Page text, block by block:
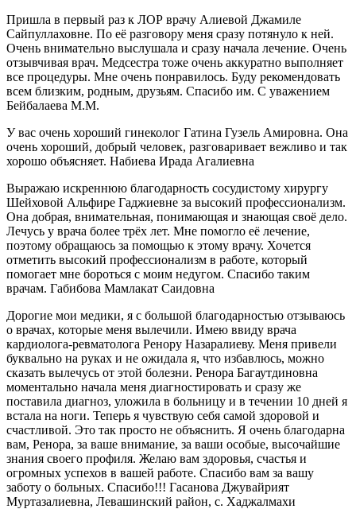
Пришла в первый раз к ЛОР врачу Алиевой Джамиле
Сайпуллаховне. По её разговору меня сразу потянуло к ней.
Очень внимательно выслушала и сразу начала лечение. Очень
отзывчивая врач. Медсестра тоже очень аккуратно выполняет
все процедуры. Мне очень понравилось. Буду рекомендовать
всем близким, родным, друзьям. Спасибо им. С уважением
Бейбалаева М.М.
У вас очень хороший гинеколог Гатина Гузель Амировна. Она
очень хороший, добрый человек, разговаривает вежливо и так
хорошо объясняет. Набиева Ирада Агалиевна
Выражаю искреннюю благодарность сосудистому хирургу
Шейховой Альфире Гаджиевне за высокий профессионализм.
Она добрая, внимательная, понимающая и знающая своё дело.
Лечусь у врача более трёх лет. Мне помогло её лечение,
поэтому обращаюсь за помощью к этому врачу. Хочется
отметить высокий профессионализм в работе, который
помогает мне бороться с моим недугом. Спасибо таким
врачам. Габибова Мамлакат Саидовна
Дорогие мои медики, я с большой благодарностью отзываюсь
о врачах, которые меня вылечили. Имею ввиду врача
кардиолога-ревматолога Ренору Назаралиеву. Меня привели
буквально на руках и не ожидала я, что избавлюсь, можно
сказать вылечусь от этой болезни. Ренора Багаутдиновна
моментально начала меня диагностировать и сразу же
поставила диагноз, уложила в больницу и в течении 10 дней я
встала на ноги. Теперь я чувствую себя самой здоровой и
счастливой. Это так просто не объяснить. Я очень благодарна
вам, Ренора, за ваше внимание, за ваши особые, высочайшие
знания своего профиля. Желаю вам здоровья, счастья и
огромных успехов в вашей работе. Спасибо вам за вашу
заботу о больных. Спасибо!!! Гасанова Джувайрият
Муртазалиевна, Левашинский район, с. Хаджалмахи